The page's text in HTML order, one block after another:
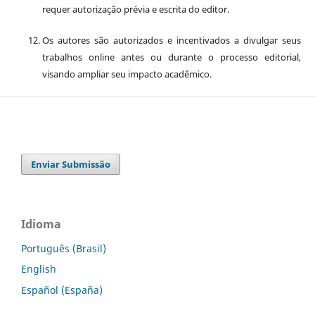
requer autorização prévia e escrita do editor.
Os autores são autorizados e incentivados a divulgar seus
trabalhos online antes ou durante o processo editorial,
visando ampliar seu impacto acadêmico.
Enviar Submissão
Idioma
Português (Brasil)
English
Español (España)